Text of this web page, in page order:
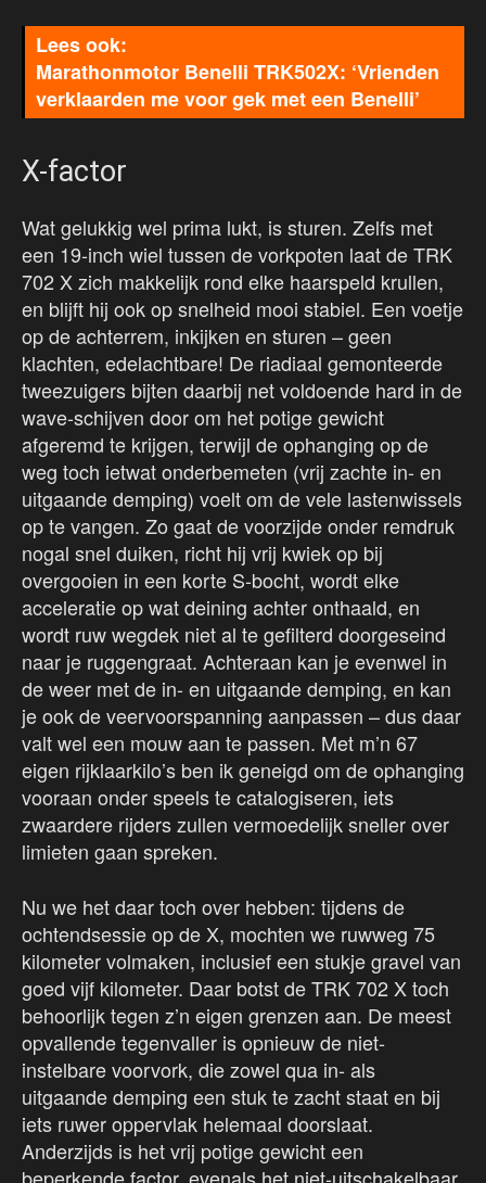
Marathonmotor Benelli TRK502X: ‘Vrienden
verklaarden me voor gek met een Benelli’
X-factor
Wat gelukkig wel prima lukt, is sturen. Zelfs met
een 19-inch wiel tussen de vorkpoten laat de TRK
702 X zich makkelijk rond elke haarspeld krullen,
en blijft hij ook op snelheid mooi stabiel. Een voetje
op de achterrem, inkijken en sturen – geen
klachten, edelachtbare! De riadiaal gemonteerde
tweezuigers bijten daarbij net voldoende hard in de
wave-schijven door om het potige gewicht
afgeremd te krijgen, terwijl de ophanging op de
weg toch ietwat onderbemeten (vrij zachte in- en
uitgaande demping) voelt om de vele lastenwissels
op te vangen. Zo gaat de voorzijde onder remdruk
nogal snel duiken, richt hij vrij kwiek op bij
overgooien in een korte S-bocht, wordt elke
acceleratie op wat deining achter onthaald, en
wordt ruw wegdek niet al te gefilterd doorgeseind
naar je ruggengraat. Achteraan kan je evenwel in
de weer met de in- en uitgaande demping, en kan
je ook de veervoorspanning aanpassen – dus daar
valt wel een mouw aan te passen. Met m’n 67
eigen rijklaarkilo’s ben ik geneigd om de ophanging
vooraan onder speels te catalogiseren, iets
zwaardere rijders zullen vermoedelijk sneller over
limieten gaan spreken.
Nu we het daar toch over hebben: tijdens de
ochtendsessie op de X, mochten we ruwweg 75
kilometer volmaken, inclusief een stukje gravel van
goed vijf kilometer. Daar botst de TRK 702 X toch
behoorlijk tegen z’n eigen grenzen aan. De meest
opvallende tegenvaller is opnieuw de niet-
instelbare voorvork, die zowel qua in- als
uitgaande demping een stuk te zacht staat en bij
iets ruwer oppervlak helemaal doorslaat.
Anderzijds is het vrij potige gewicht een